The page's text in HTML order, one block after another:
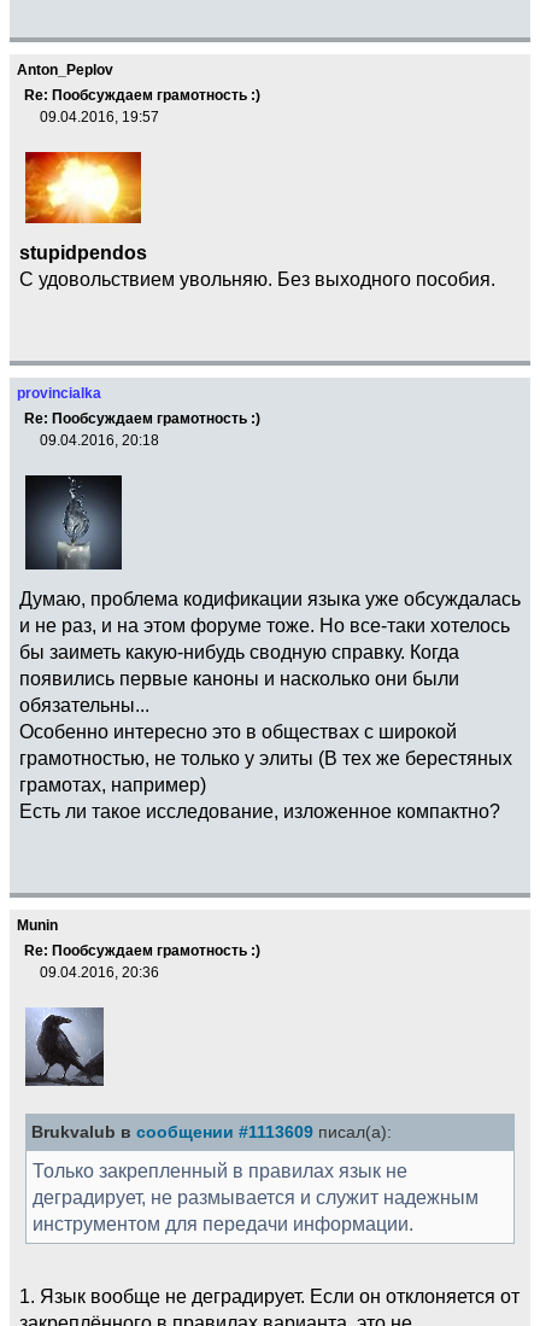
Anton_Peplov
Re: Пообсуждаем грамотность :)
09.04.2016, 19:57
stupidpendos
С удовольствием увольняю. Без выходного пособия.
provincialka
Re: Пообсуждаем грамотность :)
09.04.2016, 20:18
Думаю, проблема кодификации языка уже обсуждалась
и не раз, и на этом форуме тоже. Но все-таки хотелось
бы заиметь какую-нибудь сводную справку. Когда
появились первые каноны и насколько они были
обязательны...
Особенно интересно это в обществах с широкой
грамотностью, не только у элиты (В тех же берестяных
грамотах, например)
Есть ли такое исследование, изложенное компактно?
Munin
Re: Пообсуждаем грамотность :)
09.04.2016, 20:36
Brukvalub в сообщении #1113609 писал(а):
Только закрепленный в правилах язык не
деградирует, не размывается и служит надежным
инструментом для передачи информации.
1. Язык вообще не деградирует. Если он отклоняется от